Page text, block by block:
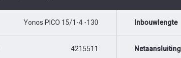
Yonos PICO 15/1-4 -130
4215511
Inbouwlengte
Netaansluiting